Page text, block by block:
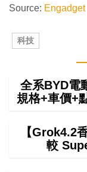
Source: Engadget
科技
全系BYD電
規格+車價+
【Grok4.2
較